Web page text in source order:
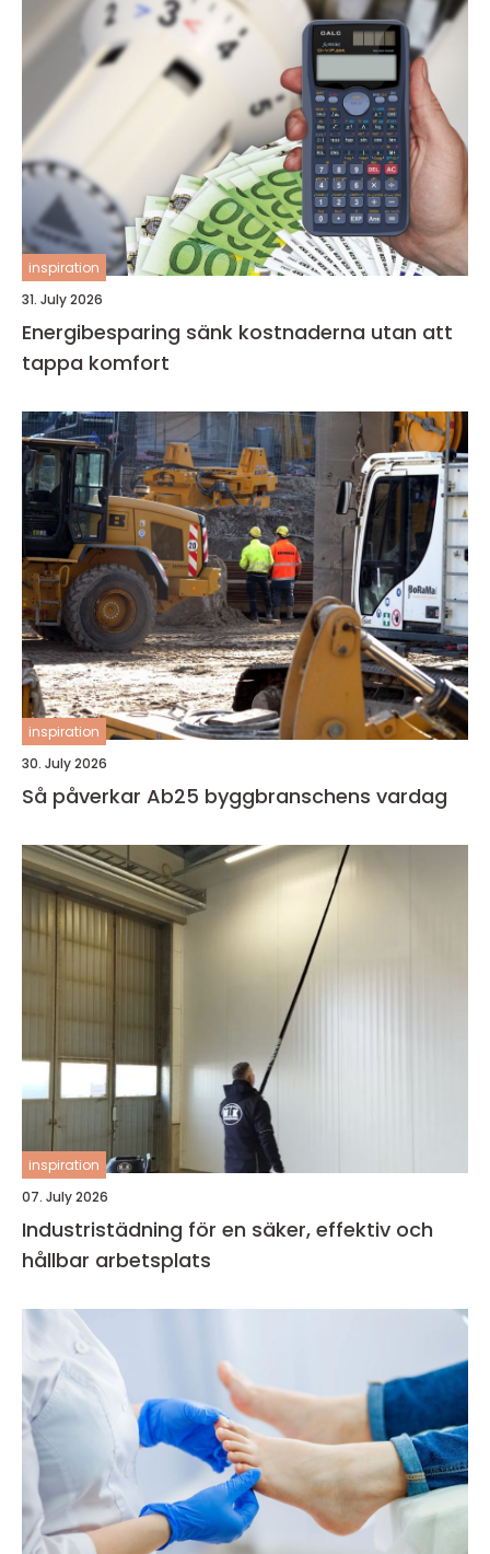
inspiration
31. July 2026
Energibesparing sänk kostnaderna utan att
tappa komfort
inspiration
30. July 2026
Så påverkar Ab25 byggbranschens vardag
inspiration
07. July 2026
Industristädning för en säker, effektiv och
hållbar arbetsplats